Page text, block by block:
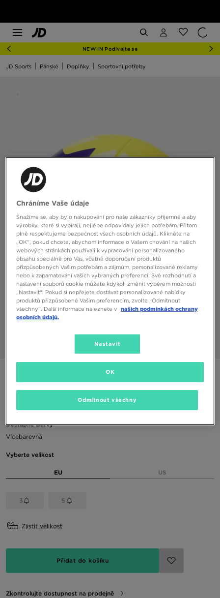
NEW IN Podívejte se
JD Sports Pánské Doplňky Sportovní potřeby
NIKE MÍČ NK PTCH TRAIN - SP21
Dostupné Barvy
Vícebarevná
Vyberte velikost
EU US
3 5
Zjistit velikost
Přidat do košíku
Zkontrolujte dostupnost na prodejně
Chráníme Vaše údaje
Snažíme se, aby bylo nakupování pro naše zákazníky příjemné a aby
výrobky, které si vybírají, nejlépe odpovídaly jejich potřebám. Přitom
plně respektujeme bezpečnost všech osobních údajů. Klikněte na
„OK“, pokud chcete, abychom informace o Vašem chování na našich
webových stránkách používali k vypracování personalizovaného
obsahu speciálně pro Vás, včetně doporučení produktů
přizpůsobených Vašim potřebám a zájmům, personalizované reklamy
nebo k zapamatování vašich vybraných preferencí. Své rozhodnutí a
nastavení souborů cookie můžete kdykoli změnit výběrem možnosti
„Nastavit“. Pokud si nepřejete dostávat personalizované nabídky
produktů přizpůsobené Vašim preferencím, zvolte „Odmítnout
všechny“. Další informace naleznete v našich podmínkách ochrany
osobních údajů.
Nastavit
Odmítnout všechny
OK